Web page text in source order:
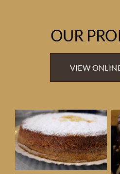
OUR
VIEW